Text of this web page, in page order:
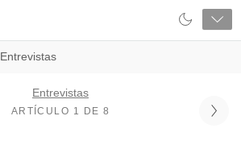
Entrevistas
Entrevistas
ARTÍCULO 1 DE 8